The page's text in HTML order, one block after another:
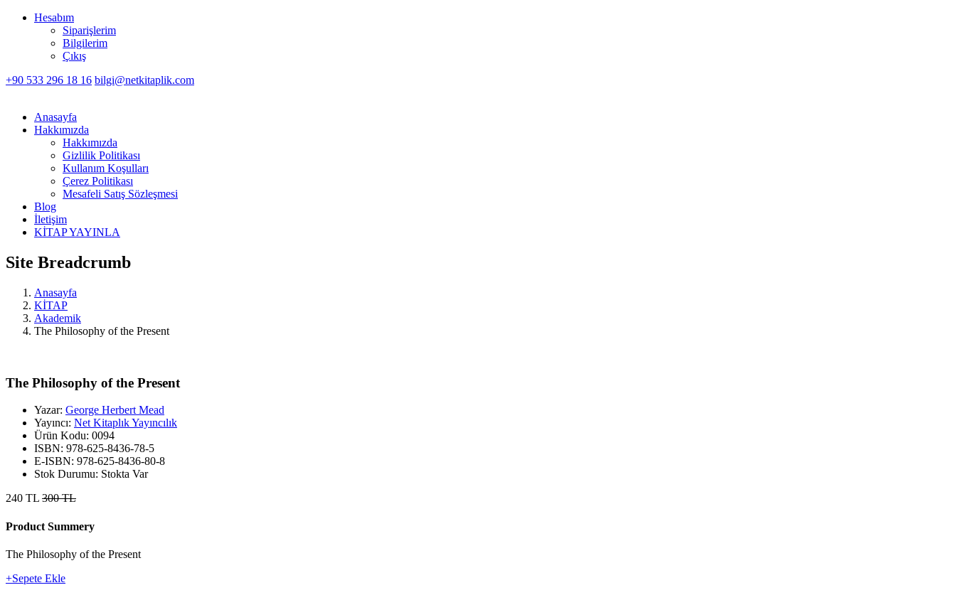
Hesabım
Siparişlerim
Bilgilerim
Çıkış
+90 533 296 18 16 bilgi@netkitaplik.com
Anasayfa
Hakkımızda
Hakkımızda
Gizlilik Politikası
Kullanım Koşulları
Çerez Politikası
Mesafeli Satış Sözleşmesi
Blog
İletişim
KİTAP YAYINLA
Site Breadcrumb
Anasayfa
KİTAP
Akademik
The Philosophy of the Present
The Philosophy of the Present
Yazar: George Herbert Mead
Yayıncı: Net Kitaplık Yayıncılık
Ürün Kodu: 0094
ISBN: 978-625-8436-78-5
E-ISBN: 978-625-8436-80-8
Stok Durumu: Stokta Var
240 TL 300 TL
Product Summery
The Philosophy of the Present
+Sepete Ekle